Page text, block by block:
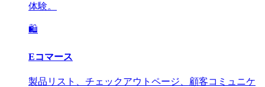
体験。
🛍️
Eコマース
製品リスト、チェックアウトページ、顧客コミュニケ